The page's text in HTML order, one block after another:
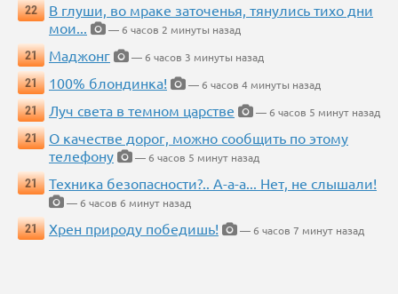
22
В глуши, во мраке заточенья, тянулись тихо дни
мои...
— 6 часов 2 минуты назад
21
Маджонг
— 6 часов 3 минуты назад
21
100% блондинка!
— 6 часов 4 минуты назад
21
Луч света в темном царстве
— 6 часов 5 минут назад
21
О качестве дорог, можно сообщить по этому
телефону
— 6 часов 5 минут назад
21
Техника безопасности?.. А-а-а... Нет, не слышали!
— 6 часов 6 минут назад
21
Хрен природу победишь! — 6 часов 7 минут назад